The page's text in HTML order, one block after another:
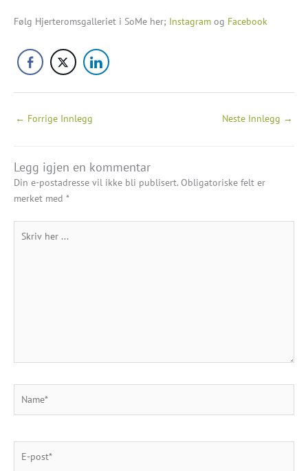
Følg Hjerteromsgalleriet i SoMe her; Instagram og Facebook
← Forrige Innlegg Neste Innlegg →
Legg igjen en kommentar
Din e-postadresse vil ikke bli publisert. Obligatoriske felt er
merket med *
her
post*